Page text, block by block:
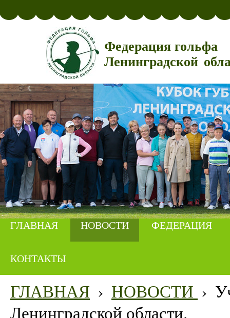
Федерация гольфа
Ленинградской
ГЛАВНАЯ НОВОСТИ ФЕДЕРАЦИЯ
КОНТАКТЫ
ГЛАВНАЯ › НОВОСТИ ›
Ленинградской области.